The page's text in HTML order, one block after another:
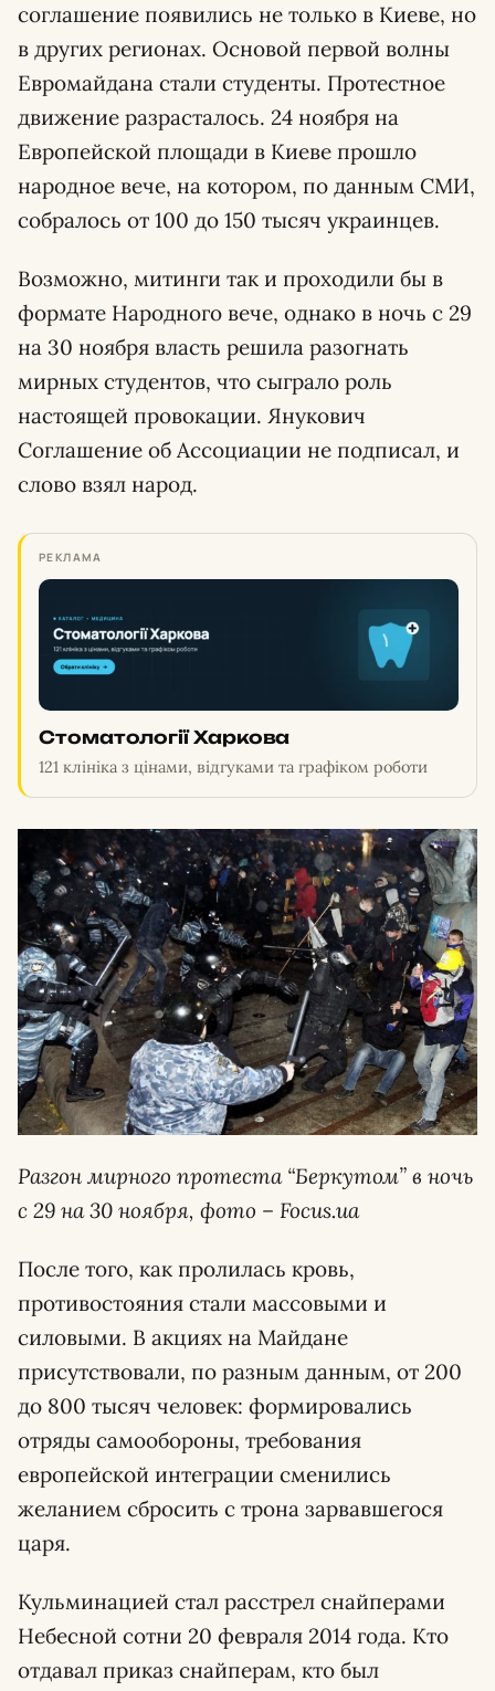
соглашение появились не только в Киеве, но
в других регионах. Основой первой волны
Евромайдана стали студенты. Протестное
движение разрасталось. 24 ноября на
Европейской площади в Киеве прошло
народное вече, на котором, по данным СМИ,
собралось от 100 до 150 тысяч украинцев.
Возможно, митинги так и проходили бы в
формате Народного вече, однако в ночь с 29
на 30 ноября власть решила разогнать
мирных студентов, что сыграло роль
настоящей провокации. Янукович
Соглашение об Ассоциации не подписал, и
слово взял народ.
РЕКЛАМА
Стоматології Харкова
121 клініка з цінами, відгуками та графіком роботи
Разгон мирного протеста “Беркутом” в ночь
с 29 на 30 ноября, фото – Focus.ua
После того, как пролилась кровь,
противостояния стали массовыми и
силовыми. В акциях на Майдане
присутствовали, по разным данным, от 200
до 800 тысяч человек: формировались
отряды самообороны, требования
европейской интеграции сменились
желанием сбросить с трона зарвавшегося
царя.
Кульминацией стал расстрел снайперами
Небесной сотни 20 февраля 2014 года. Кто
отдавал приказ снайперам, кто был